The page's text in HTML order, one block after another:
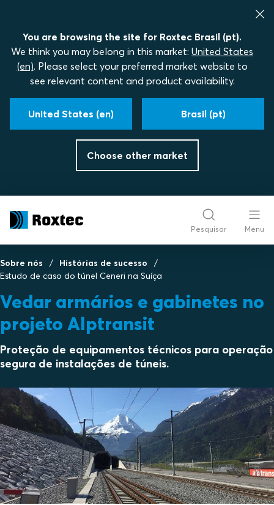
You are browsing the site for Roxtec Brasil (pt).
We think you may belong in this market: United States
(en). Please select your preferred market website to
see relevant content and product availability.
United States (en) Brasil (pt)
Choose other market
Pesquisar Menu
Sobre nós
Histórias de sucesso
Estudo de caso do túnel Ceneri na Suíça
Vedar armários e gabinetes no
projeto Alptransit
Proteção de equipamentos técnicos para operação
segura de instalações de túneis.